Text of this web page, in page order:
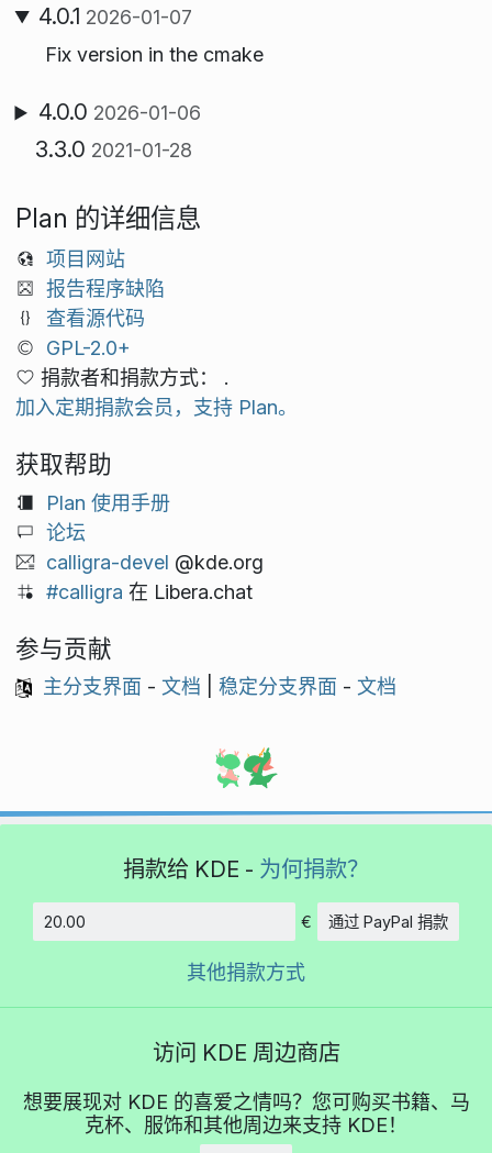
4.0.1 2026-01-07
Fix version in the cmake
4.0.0 2026-01-06
3.3.0 2021-01-28
Plan 的详细信息
项目网站
报告程序缺陷
查看源代码
GPL-2.0+
捐款者和捐款方式： .
加入定期捐款会员，支持 Plan。
获取帮助
Plan 使用手册
论坛
calligra-devel @kde.org
#calligra 在 Libera.chat
参与贡献
主分支界面 - 文档 稳定分支界面 - 文档
捐款给 KDE - 为何捐款？
€ 通过 PayPal 捐款
其他捐款方式
访问 KDE 周边商店
想要展现对 KDE 的喜爱之情吗？您可购买书籍、马
克杯、服饰和其他周边来支持 KDE！